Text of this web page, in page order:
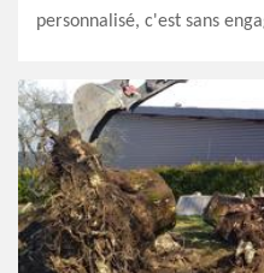
personnalisé, c'est sans